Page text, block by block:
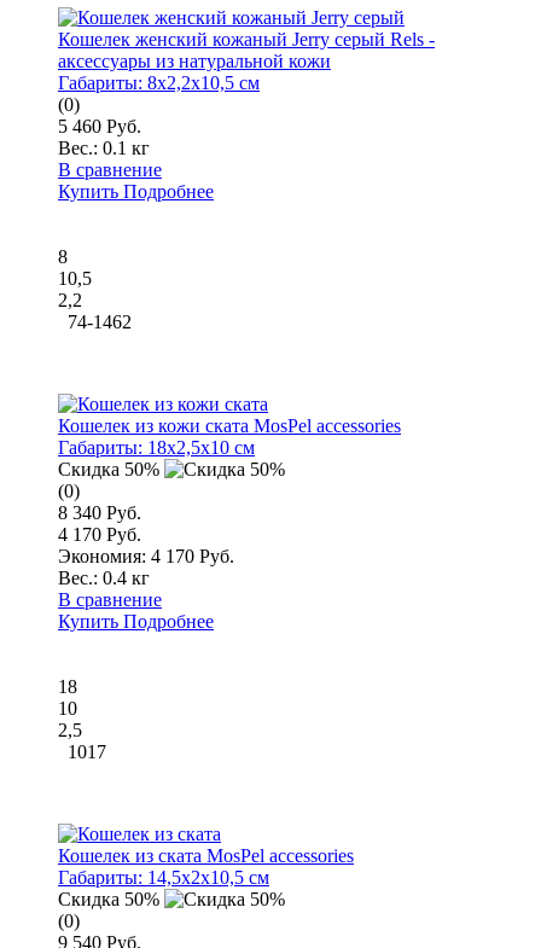
Кошелек женский кожаный Jerry серый Rels -
аксессуары из натуральной кожи
Габариты: 8x2,2x10,5 см
(0)
5 460 Руб.
Вес.: 0.1 кг
В сравнение
Купить Подробнее
8
10,5
2,2
74-1462
Кошелек из кожи ската MosPel accessories
Габариты: 18x2,5x10 см
Скидка 50%
(0)
8 340 Руб.
4 170 Руб.
Экономия: 4 170 Руб.
Вес.: 0.4 кг
В сравнение
Купить Подробнее
18
10
2,5
1017
Кошелек из ската MosPel accessories
Габариты: 14,5x2x10,5 см
Скидка 50%
(0)
9 540 Руб.